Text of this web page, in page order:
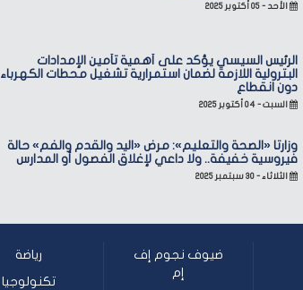
الأحد - ٠٥ أكتوبر ٢٠٢٥
الرئيس السيسي يؤكد على أهمية تأمين الإمدادات
البترولية اللازمة لضمان استمرارية تشغيل محطات الكهرباء
دون انقطاع
السبت - ٠٤ أكتوبر ٢٠٢٥
وزارتا «الصحة والتعليم»: مرض «اليد والقدم والفم» حالة
فيروسية خفيفة.. ولا داعي لإغلاق الفصول أو المدارس
الثلاثاء - ٣٠ سبتمبر ٢٠٢٥
ضيوف نجوم إف
إم
رياضة
تكنولوجيا